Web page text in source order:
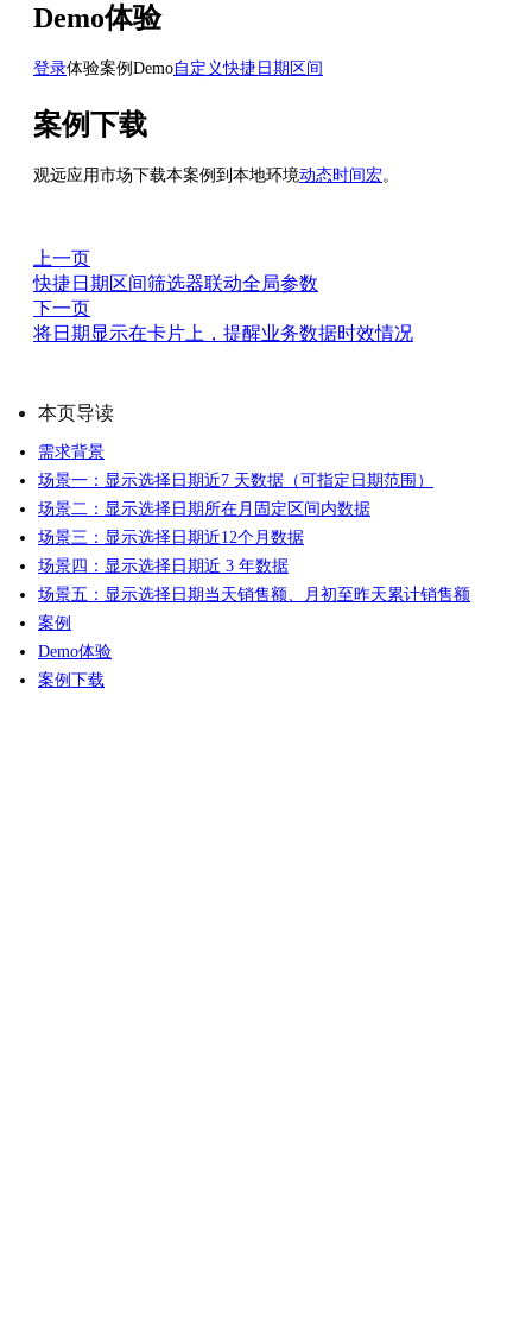
Demo体验
登录体验案例Demo自定义快捷日期区间
案例下载
观远应用市场下载本案例到本地环境动态时间宏。
上一页
快捷日期区间筛选器联动全局参数
下一页
将日期显示在卡片上，提醒业务数据时效情况
本页导读
需求背景
场景一：显示选择日期近7 天数据（可指定日期范围）
场景二：显示选择日期所在月固定区间内数据
场景三：显示选择日期近12个月数据
场景四：显示选择日期近 3 年数据
场景五：显示选择日期当天销售额、月初至昨天累计销售额
案例
Demo体验
案例下载